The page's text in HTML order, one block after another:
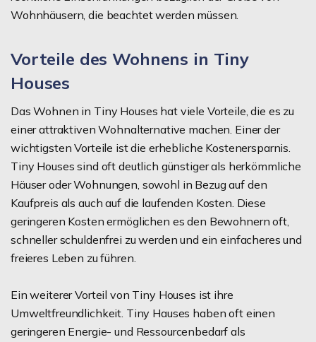
Wohnhäusern, die beachtet werden müssen.
Vorteile des Wohnens in Tiny
Houses
Das Wohnen in Tiny Houses hat viele Vorteile, die es zu
einer attraktiven Wohnalternative machen. Einer der
wichtigsten Vorteile ist die erhebliche Kostenersparnis.
Tiny Houses sind oft deutlich günstiger als herkömmliche
Häuser oder Wohnungen, sowohl in Bezug auf den
Kaufpreis als auch auf die laufenden Kosten. Diese
geringeren Kosten ermöglichen es den Bewohnern oft,
schneller schuldenfrei zu werden und ein einfacheres und
freieres Leben zu führen.
Ein weiterer Vorteil von Tiny Houses ist ihre
Umweltfreundlichkeit. Tiny Hauses haben oft einen
geringeren Energie- und Ressourcenbedarf als